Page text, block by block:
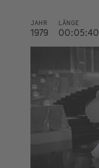
JAHR
1979
LÄNGE
00:05:40